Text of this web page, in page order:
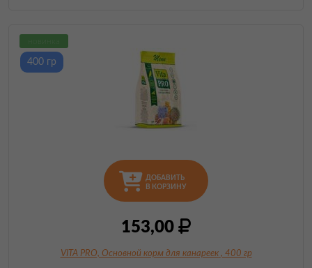
ДОБАВИТЬ
В КОРЗИНУ
153,00
400 гр
VITA PRO, Основной корм для канареек , 400 гр